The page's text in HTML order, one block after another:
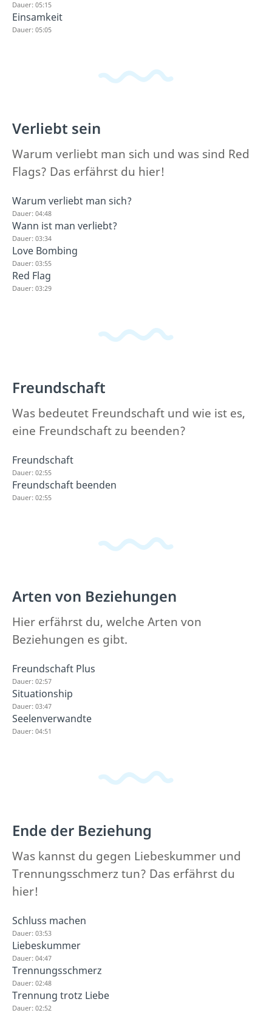
Dauer: 05:15
Einsamkeit
Dauer: 05:05
Verliebt sein
Warum verliebt man sich und was sind Red
Flags? Das erfährst du hier!
Warum verliebt man sich?
Dauer: 04:48
Wann ist man verliebt?
Dauer: 03:34
Love Bombing
Dauer: 03:55
Red Flag
Dauer: 03:29
Freundschaft
Was bedeutet Freundschaft und wie ist es,
eine Freundschaft zu beenden?
Freundschaft
Dauer: 02:55
Freundschaft beenden
Dauer: 02:55
Arten von Beziehungen
Hier erfährst du, welche Arten von
Beziehungen es gibt.
Freundschaft Plus
Dauer: 02:57
Situationship
Dauer: 03:47
Seelenverwandte
Dauer: 04:51
Ende der Beziehung
Was kannst du gegen Liebeskummer und
Trennungsschmerz tun? Das erfährst du
hier!
Schluss machen
Dauer: 03:53
Liebeskummer
Dauer: 04:47
Trennungsschmerz
Dauer: 02:48
Trennung trotz Liebe
Dauer: 02:52